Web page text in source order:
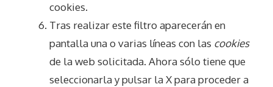
cookies.
Tras realizar este filtro aparecerán en
pantalla una o varias líneas con las cookies
de la web solicitada. Ahora sólo tiene que
seleccionarla y pulsar la X para proceder a